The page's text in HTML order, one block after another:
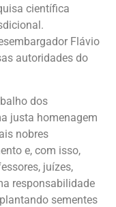
científica
Flávio
autoridades do
dos
justa homenagem
nobres
e, com isso,
juízes,
responsabilidade
sementes